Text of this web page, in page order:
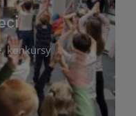
konkursy
Znajdziesz tu
konkursach
książek dla
wybór bajek,
a także przyjazny
Pragniemy